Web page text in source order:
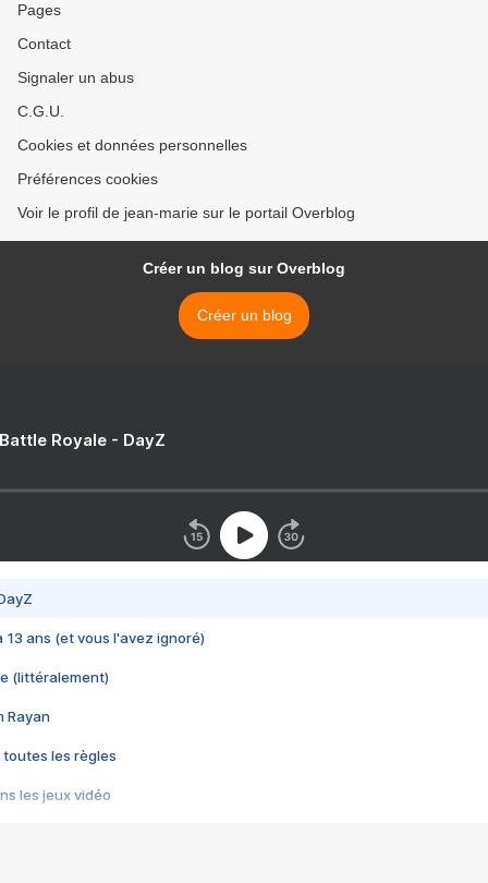
Pages
Contact
Signaler un abus
C.G.U.
Cookies et données personnelles
Préférences cookies
Voir le profil de jean-marie sur le portail Overblog
Créer un blog sur Overblog
Créer un blog
Royale - DayZ
13 ans (et vous l'avez ignoré)
(littéralement)
Rayan
toutes les règles
les jeux vidéo